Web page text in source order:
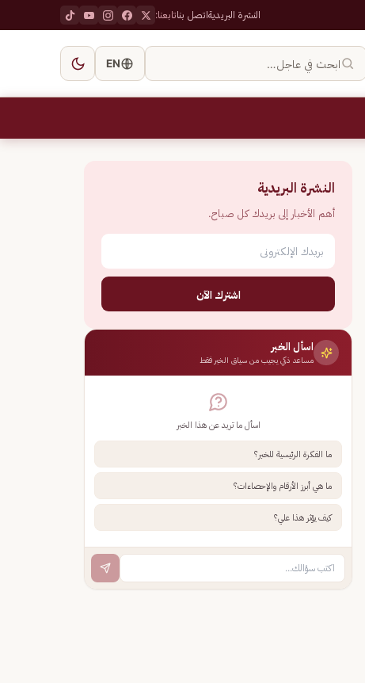
النشرة البريديةاتصل بناتابعنا:
ابحث في عاجل… EN
النشرة البريدية
أهم الأخبار إلى بريدك كل صباح.
اشترك الآن
اسأل الخبر
مساعد ذكي يجيب من سياق الخبر فقط
اسأل ما تريد عن هذا الخبر
ما الفكرة الرئيسية للخبر؟
ما هي أبرز الأرقام والإحصاءات؟
كيف يؤثر هذا علي؟